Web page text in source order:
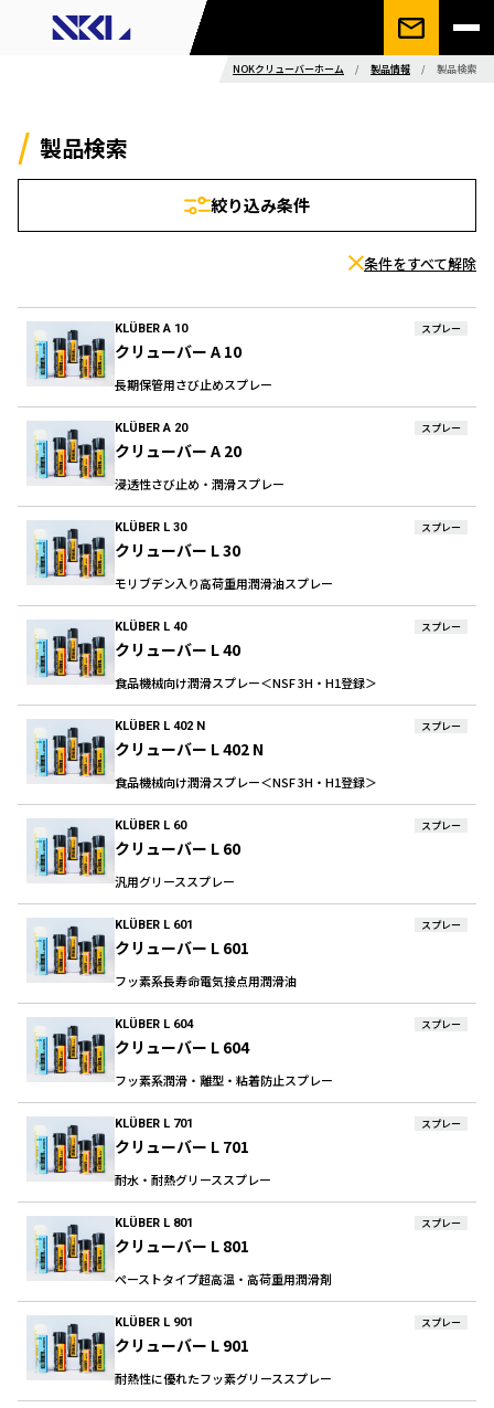
NOKクリューバーホーム / 製品情報 / 製品検索
製品検索
絞り込み条件
条件をすべて解除
KLÜBER A 10 スプレー
クリューバー A 10
長期保管用さび止めスプレー
KLÜBER A 20 スプレー
クリューバー A 20
浸透性さび止め・潤滑スプレー
KLÜBER L 30 スプレー
クリューバー L 30
モリブデン入り高荷重用潤滑油スプレー
KLÜBER L 40 スプレー
クリューバー L 40
食品機械向け潤滑スプレー＜NSF 3H・H1登録＞
KLÜBER L 402 N スプレー
クリューバー L 402 N
食品機械向け潤滑スプレー＜NSF 3H・H1登録＞
KLÜBER L 60 スプレー
クリューバー L 60
汎用グリーススプレー
KLÜBER L 601 スプレー
クリューバー L 601
フッ素系長寿命電気接点用潤滑油
KLÜBER L 604 スプレー
クリューバー L 604
フッ素系潤滑・離型・粘着防止スプレー
KLÜBER L 701 スプレー
クリューバー L 701
耐水・耐熱グリーススプレー
KLÜBER L 801 スプレー
クリューバー L 801
ペーストタイプ超高温・高荷重用潤滑剤
KLÜBER L 901 スプレー
クリューバー L 901
耐熱性に優れたフッ素グリーススプレー